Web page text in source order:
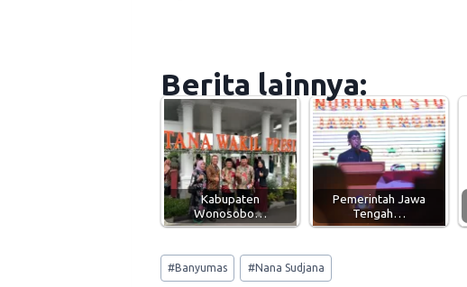
Berita lainnya:
Kabupaten
Wonosobo…
Pemerintah Jawa
Tengah…
Post
Tags:
#Banyumas #Nana Sudjana